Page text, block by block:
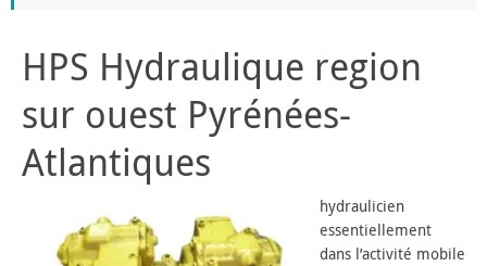
HPS Hydraulique region
sur ouest Pyrénées-
Atlantiques
hydraulicien
essentiellement
dans l’activité mobile